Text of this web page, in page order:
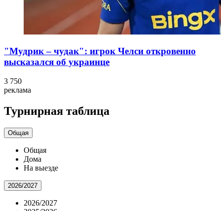
"Мудрик – чудак": игрок Челси откровенно
высказался об украинце
3 750
реклама
Турнирная таблица
Общая
Общая
Дома
На выезде
2026/2027
2026/2027